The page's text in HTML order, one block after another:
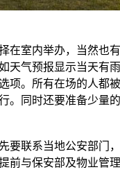
室内举办，当然也
天气预报显示当天有
项。所有在场的人都
。同时还要准备少量
联系当地公安部门
前与保安部及物业管